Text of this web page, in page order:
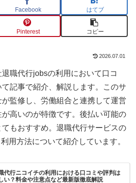
Facebook はてブ
Pinterest コピー
2026.07.01
職代行jobsの利用において口コ
記事で紹介、解説します。このサ
監修し、労働組合と連携して運営
高いのが特徴です。後払い可能の
もおすすめ。退職代行サービスの
用方法について紹介しています。
代行ニコイチの利用における口コミや評判は
い？料金や注意点など最新版徹底解説